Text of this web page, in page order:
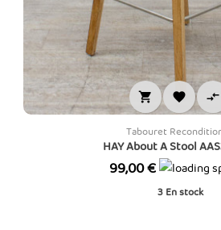
  
Tabouret
HAY About A Stool
Prix
99,00 €
3 En stock